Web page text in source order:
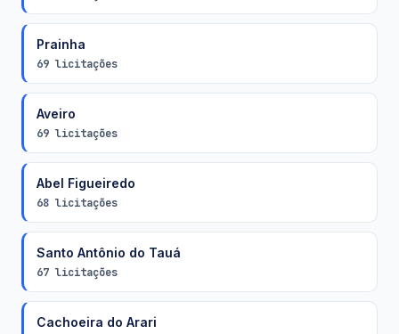
Prainha
69 licitações
Aveiro
69 licitações
Abel Figueiredo
68 licitações
Santo Antônio do Tauá
67 licitações
Cachoeira do Arari